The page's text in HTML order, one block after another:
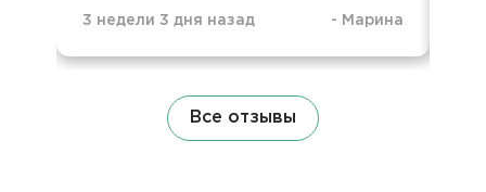
3 недели 3 дня назад - Марина
Все отзывы